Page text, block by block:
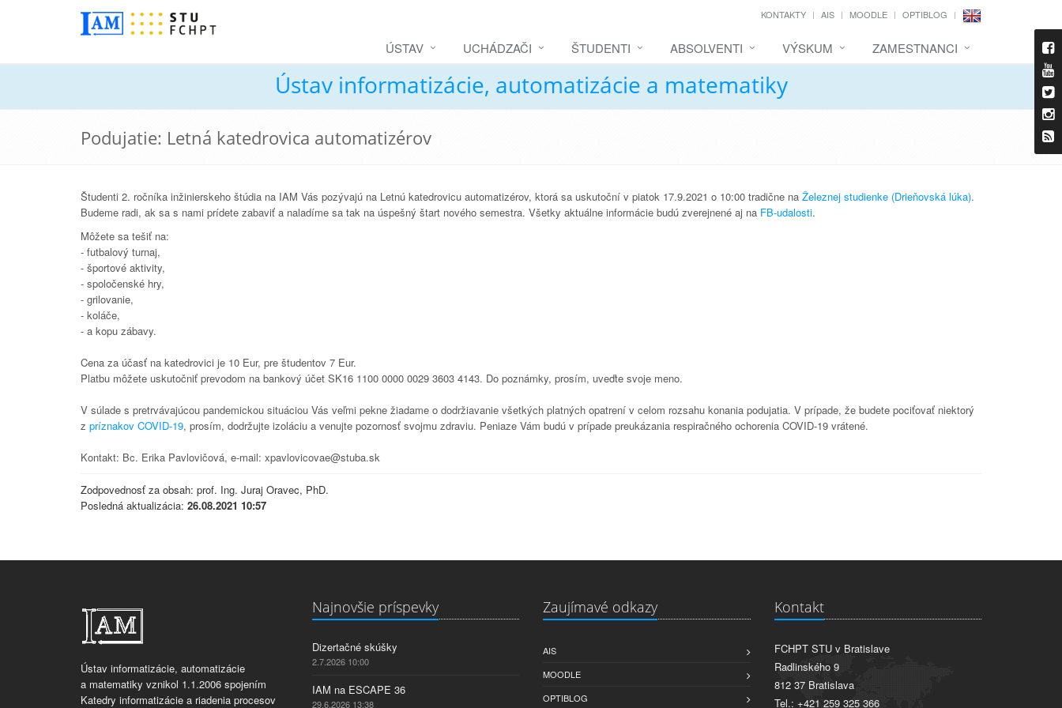
KONTAKTY AIS MOODLE OPTIBLOG
ÚSTAV UCHÁDZAČI ŠTUDENTI ABSOLVENTI VÝSKUM ZAMESTNANCI
Ústav informatizácie, automatizácie a matematiky
Podujatie: Letná katedrovica automatizérov
Študenti 2. ročníka inžinierskeho štúdia na IAM Vás pozývajú na Letnú katedrovicu automatizérov, ktorá sa uskutoční v piatok 17.9.2021 o 10:00 tradične na Železnej studienke (Drieňovská lúka).
Budeme radi, ak sa s nami prídete zabaviť a naladíme sa tak na úspešný štart nového semestra. Všetky aktuálne informácie budú zverejnené aj na FB-udalosti.
Môžete sa tešiť na:
- futbalový turnaj,
- športové aktivity,
- spoločenské hry,
- grilovanie,
- koláče,
- a kopu zábavy.
Cena za účasť na katedrovici je 10 Eur, pre študentov 7 Eur.
Platbu môžete uskutočniť prevodom na bankový účet SK16 1100 0000 0029 3603 4143. Do poznámky, prosím, uveďte svoje meno.
V súlade s pretrvávajúcou pandemickou situáciou Vás veľmi pekne žiadame o dodržiavanie všetkých platných opatrení v celom rozsahu konania podujatia. V prípade, že budete pociťovať niektorý
z príznakov COVID-19, prosím, dodržujte izoláciu a venujte pozornosť svojmu zdraviu. Peniaze Vám budú v prípade preukázania respiračného ochorenia COVID-19 vrátené.
Kontakt: Bc. Erika Pavlovičová, e-mail: xpavlovicovae@stuba.sk
Zodpovednosť za obsah: prof. Ing. Juraj Oravec, PhD.
Posledná aktualizácia: 26.08.2021 10:57
Ústav informatizácie, automatizácie
a matematiky vznikol 1.1.2006 spojením
Katedry informatizácie a riadenia procesov
Najnovšie príspevky
Dizertačné skúšky
2.7.2026 10:00
IAM na ESCAPE 36
29.6.2026 13:38
Zaujímavé odkazy
AIS
MOODLE
OPTIBLOG
Kontakt
FCHPT STU v Bratislave
Radlinského 9
812 37 Bratislava
Tel.: +421 259 325 366